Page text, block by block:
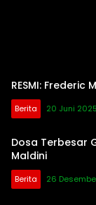
RESMI: Frederic
Berita 20 Juni 2025
Dosa Terbesar
Maldini
Berita 26